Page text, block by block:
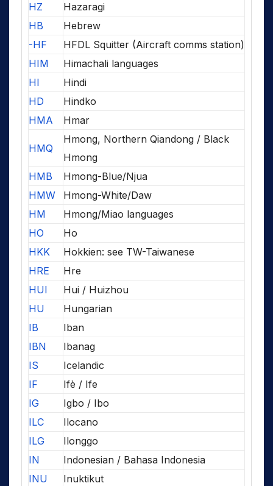
HZ
Hazaragi
HB
Hebrew
-HF
HFDL Squitter (Aircraft comms station)
HIM
Himachali languages
HI
Hindi
HD
Hindko
HMA
Hmar
HMQ
Hmong, Northern Qiandong / Black
Hmong
HMB
Hmong-Blue/Njua
HMW
Hmong-White/Daw
HM
Hmong/Miao languages
HO
Ho
HKK
Hokkien: see TW-Taiwanese
HRE
Hre
HUI
Hui / Huizhou
HU
Hungarian
IB
Iban
IBN
Ibanag
IS
Icelandic
IF
Ifè / Ife
IG
Igbo / Ibo
ILC
Ilocano
ILG
Ilonggo
IN
Indonesian / Bahasa Indonesia
INU
Inuktikut